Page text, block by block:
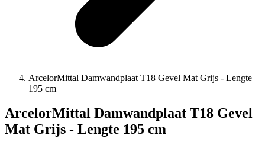
ArcelorMittal Damwandplaat T18 Gevel Mat Grijs - Lengte
195 cm
ArcelorMittal Damwandplaat T18 Gevel
Mat Grijs - Lengte 195 cm